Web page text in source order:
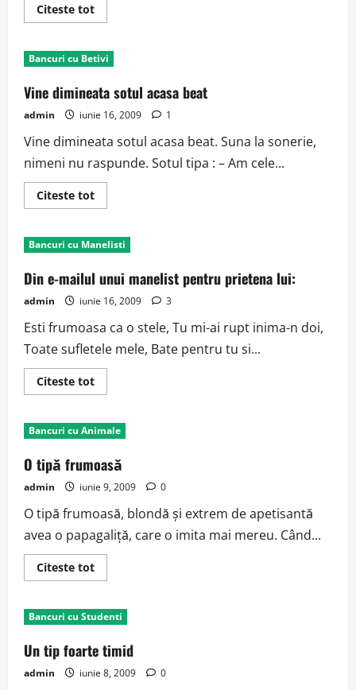
Citeste totRead
more
sau
inteligenta
Bancuri cu Betivi
Vine dimineata sotul acasa beat
admin iunie 16, 2009 1
Vine dimineata sotul acasa beat. Suna la sonerie,
nimeni nu raspunde. Sotul tipa : – Am cele...
Citeste totRead
more
dimineata
sotul
beat
Bancuri cu Manelisti
Din e-mailul unui manelist pentru prietena lui:
admin iunie 16, 2009 3
Esti frumoasa ca o stele, Tu mi-ai rupt inima-n doi,
Toate sufletele mele, Bate pentru tu si...
Citeste totRead
more
e-
mailul
manelist
pentru
prietena
lui:
Bancuri cu Animale
O tipă frumoasă
admin iunie 9, 2009 0
O tipă frumoasă, blondă şi extrem de apetisantă
avea o papagaliţă, care o imita mai mereu. Când...
Citeste totRead
more
tipă
frumoasă
Bancuri cu Studenti
Un tip foarte timid
admin iunie 8, 2009 0